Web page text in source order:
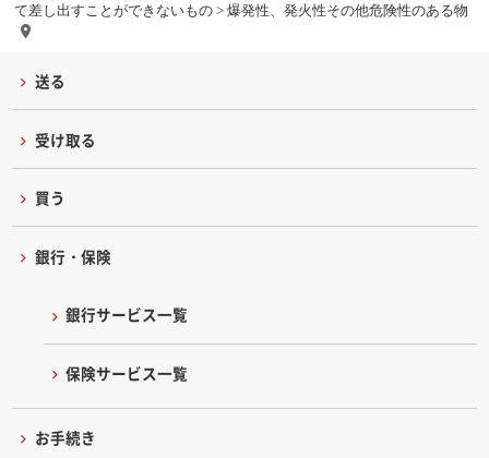
て差し出すことができないもの> 爆発性、発火性その他危険性のある物
送る
受け取る
買う
銀行・保険
銀行サービス一覧
保険サービス一覧
お手続き